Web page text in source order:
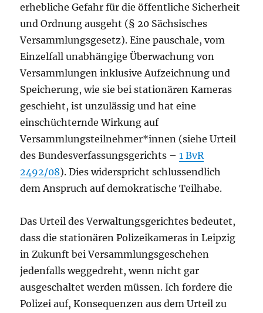
erhebliche Gefahr für die öffentliche Sicherheit
und Ordnung ausgeht (§ 20 Sächsisches
Versammlungsgesetz). Eine pauschale, vom
Einzelfall unabhängige Überwachung von
Versammlungen inklusive Aufzeichnung und
Speicherung, wie sie bei stationären Kameras
geschieht, ist unzulässig und hat eine
einschüchternde Wirkung auf
Versammlungsteilnehmer*innen (siehe Urteil
des Bundesverfassungsgerichts –1 BvR
2492/08). Dies widerspricht schlussendlich
dem Anspruch auf demokratische Teilhabe.
Das Urteil des Verwaltungsgerichtes bedeutet,
dass die stationären Polizeikameras in Leipzig
in Zukunft bei Versammlungsgeschehen
jedenfalls weggedreht, wenn nicht gar
ausgeschaltet werden müssen. Ich fordere die
Polizei auf, Konsequenzen aus dem Urteil zu